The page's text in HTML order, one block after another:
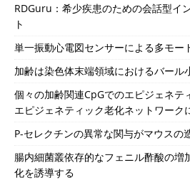
RDGuru：希少疾患のための会話型イ
ト
単一振動心電図センサーによる多モー
加齢は染色体末端領域におけるバール
個々の加齢関連CpGでのエピジェネテ
エピジェネティック老化ネットワーク
P-セレクチンの異常な関与がマウスの
腸内細菌叢依存的なフェニル酢酸の増
化を誘導する